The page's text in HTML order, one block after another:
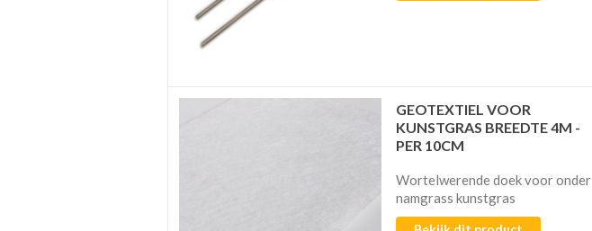
GEOTEXTIEL VOOR
KUNSTGRAS BREEDTE 4M -
PER 10CM
Wortelwerende doek voor onder
namgrass kunstgras